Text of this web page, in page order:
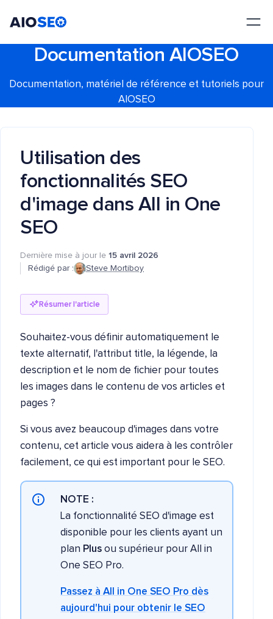
Documentation AIOSEO
Documentation, matériel de référence et tutoriels pour
AIOSEO
Utilisation des
fonctionnalités SEO
d'image dans All in One
SEO
Dernière mise à jour le 15 avril 2026
Rédigé par :
Steve Mortiboy
Résumer l'article
Souhaitez-vous définir automatiquement le
texte alternatif, l'attribut title, la légende, la
description et le nom de fichier pour toutes
les images dans le contenu de vos articles et
pages ?
Si vous avez beaucoup d'images dans votre
contenu, cet article vous aidera à les contrôler
facilement, ce qui est important pour le SEO.
NOTE :
La fonctionnalité SEO d'image est
disponible pour les clients ayant un
plan Plus ou supérieur pour All in
One SEO Pro.
Passez à All in One SEO Pro dès
aujourd'hui pour obtenir le SEO